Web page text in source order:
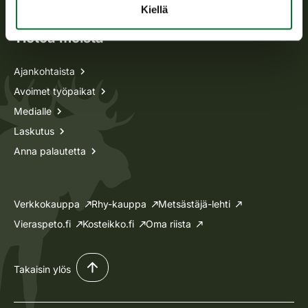
Kiellä
Tietoa meistä
Ajankohtaista
Avoimet työpaikat
Medialle
Laskutus
Anna palautetta
Verkkokauppa Rhy-kauppa
Metsästäjä-lehti
Vieraspeto.fi
Kosteikko.fi Oma riista
Takaisin ylös